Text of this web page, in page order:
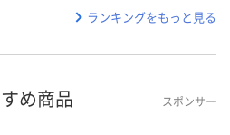
ランキングをもっと見る
め商品 スポンサー